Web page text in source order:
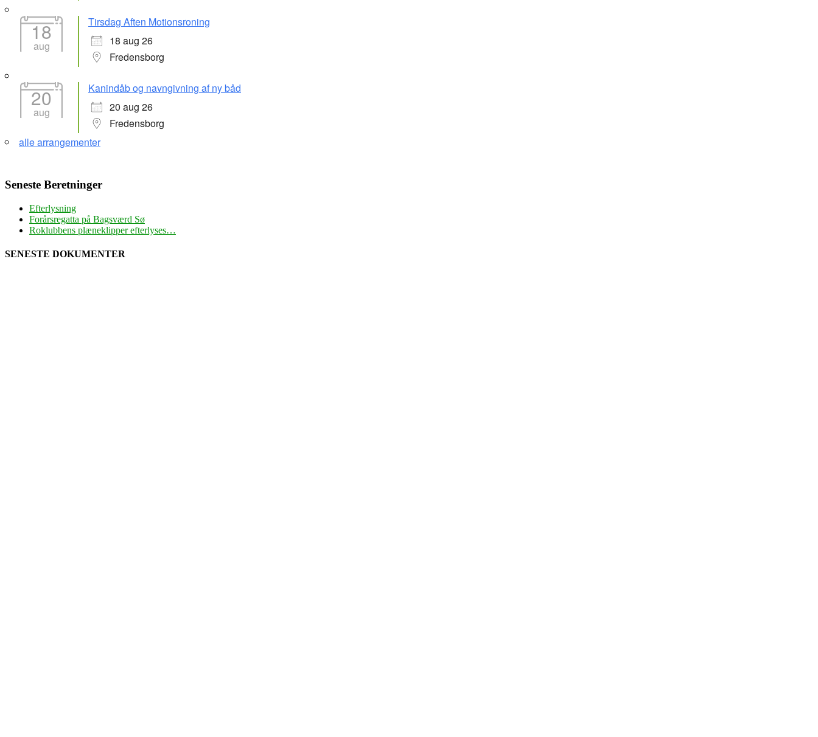
18
aug
Tirsdag Aften Motionsroning
18 aug 26
Fredensborg
20
aug
Kanindåb og navngivning af ny båd
20 aug 26
Fredensborg
alle arrangementer
Seneste Beretninger
Efterlysning
Forårsregatta på Bagsværd Sø
Roklubbens plæneklipper efterlyses…
SENESTE DOKUMENTER